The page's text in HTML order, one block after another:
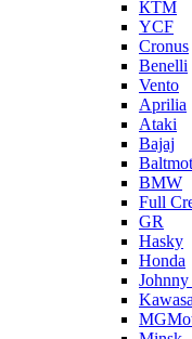
КТМ
YCF
Cronus
Benelli
Vento
Aprilia
Ataki
Bajaj
BMW
Full
GR
Hasky
Honda
Johnny